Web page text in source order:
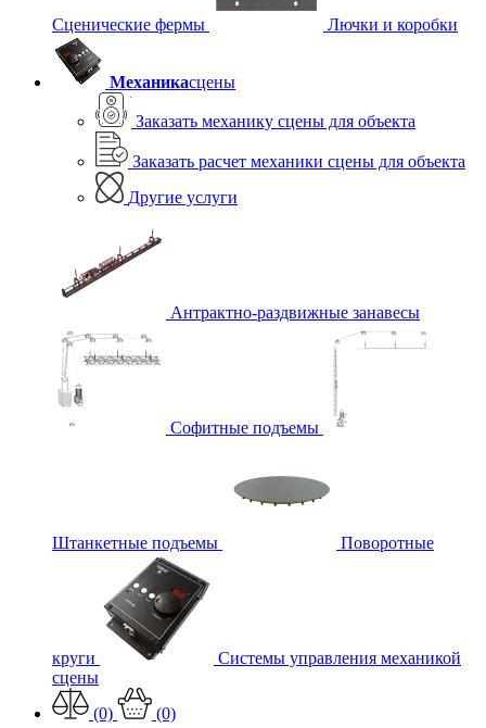
Сценические фермы Лючки и коробки
Механикасцены
Заказать механику сцены для объекта
Заказать расчет механики сцены для объекта
Другие услуги
Антрактно-раздвижные занавесы
Софитные подъемы
Штанкетные подъемы Поворотные
круги
Системы управления механикой
сцены
(0)
(0)